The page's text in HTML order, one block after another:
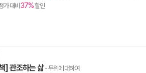
가 대비 37%할인
] 관조하는 삶- 무위에 대하여